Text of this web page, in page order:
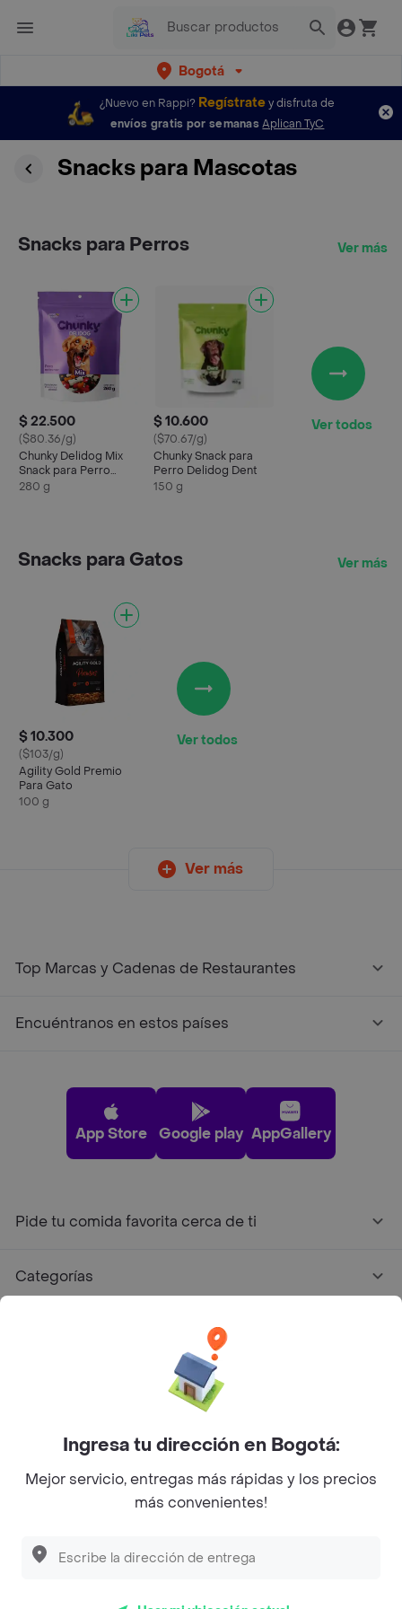
Bogotá
¿Nuevo en Rappi? Regístratey disfruta de
envíos gratis por semanas Aplican TyC
Snacks para Mascotas
Snacks para Perros Ver más
$ 22.500
($80.36/g)
Chunky Delidog Mix
Snack para Perro
280g
280 g
$ 10.600
($70.67/g)
Chunky Snack para
Perro Delidog Dent
150 g
Ver todos
Snacks para Gatos Ver más
$ 10.300
($103/g)
Agility Gold Premio
Para Gato
100 g
Ver todos
Ver más
Top Marcas y Cadenas de Restaurantes
Encuéntranos en estos países
App Store Google play AppGallery
Pide tu comida favorita cerca de ti
Categorías
Facebook
Twitter
Instagram
©2026Rappi Inc. All rights reserved.
Ingresa tu dirección en Bogotá:
Mejor servicio, entregas más rápidas y los precios
más convenientes!